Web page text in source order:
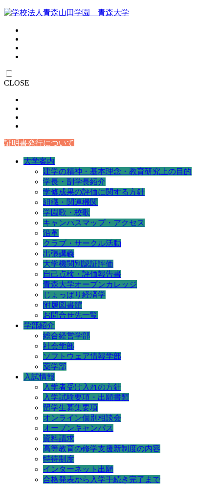
CLOSE
証明書発行について
大学案内
建学の精神・基本理念・教育研究上の目的
学長・副学長紹介
学修成果の評価に関する方針
組織・関連機関
学園歌・校歌
キャンパスマップ・アクセス
沿革
クラブ・サークル活動
出張講義
大学機関別認証評価
自己点検・評価報告書
青森大学オープンカレッジ
じょっぱり経済学
附属図書館
お問合せ先一覧
学部紹介
総合経営学部
社会学部
ソフトウェア情報学部
薬学部
入試情報
入学者受け入れの方針
入学試験要項・出願書類
留学生募集要項
オンライン個別相談会
オープンキャンパス
資料請求
高等教育の修学支援新制度の内容
特待制度
インターネット出願
合格発表から入学手続き完了まで